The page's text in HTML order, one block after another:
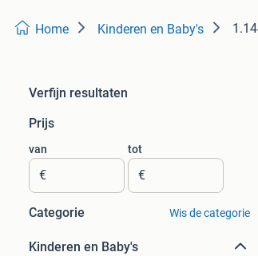
Home Kinderen en Baby's
Verfijn resultaten
Prijs
van
€
tot
€
Categorie Wis de categorie
Kinderen en Baby's